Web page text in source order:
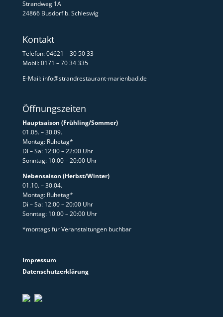
Strandweg 1A
24866 Busdorf b. Schleswig
Kontakt
Telefon: 04621 – 30 50 33
Mobil: 0171 – 70 34 335
E-Mail: info@strandrestaurant-marienbad.de
Öffnungszeiten
Hauptsaison (Frühling/Sommer)
01.05. – 30.09.
Montag: Ruhetag*
Di – Sa: 12:00 – 22:00 Uhr
Sonntag: 10:00 – 20:00 Uhr
Nebensaison (Herbst/Winter)
01.10. – 30.04.
Montag: Ruhetag*
Di – Sa: 12:00 – 20:00 Uhr
Sonntag: 10:00 – 20:00 Uhr
*montags für Veranstaltungen buchbar
Impressum
Datenschutzerklärung